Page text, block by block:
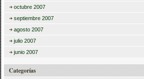
octubre 2007
septiembre 2007
agosto 2007
julio 2007
junio 2007
Categorías